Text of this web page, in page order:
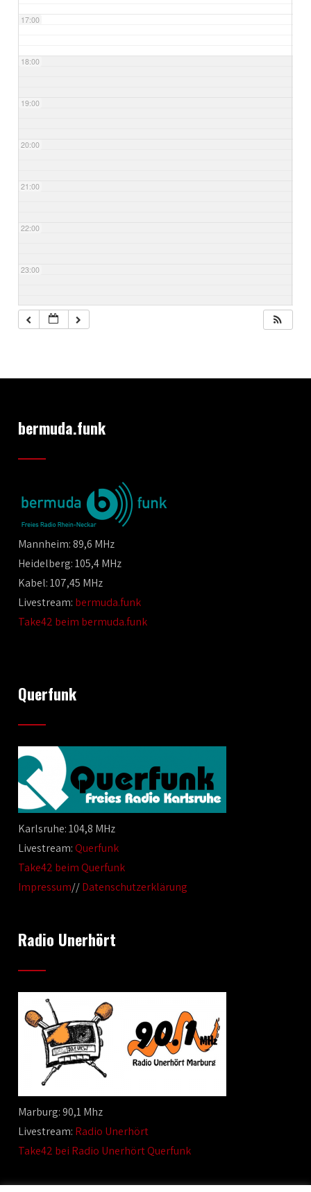
17:00
18:00
19:00
20:00
21:00
22:00
23:00
bermuda.funk
Mannheim: 89,6 MHz
Heidelberg: 105,4 MHz
Kabel: 107,45 MHz
Livestream: bermuda.funk
Take42 beim bermuda.funk
Querfunk
Karlsruhe: 104,8 MHz
Livestream:Querfunk
Take42 beim Querfunk
Impressum//Datenschutzerklärung
Radio Unerhört
Marburg: 90,1 Mhz
Livestream: Radio Unerhört
Take42 bei Radio Unerhört Querfunk